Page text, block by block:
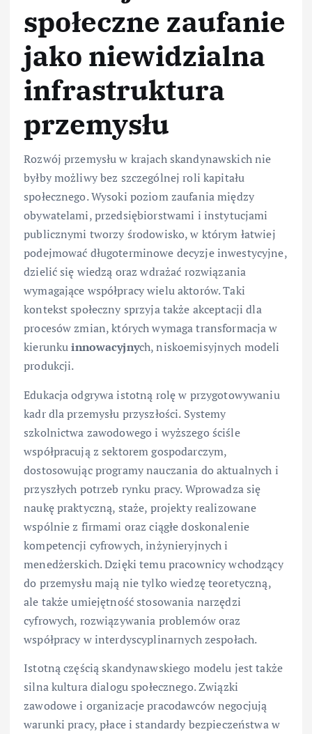
społeczne zaufanie
jako niewidzialna
infrastruktura
przemysłu
Rozwój przemysłu w krajach skandynawskich nie
byłby możliwy bez szczególnej roli kapitału
społecznego. Wysoki poziom zaufania między
obywatelami, przedsiębiorstwami i instytucjami
publicznymi tworzy środowisko, w którym łatwiej
podejmować długoterminowe decyzje inwestycyjne,
dzielić się wiedzą oraz wdrażać rozwiązania
wymagające współpracy wielu aktorów. Taki
kontekst społeczny sprzyja także akceptacji dla
procesów zmian, których wymaga transformacja w
kierunkuinnowacyjnych, niskoemisyjnych modeli
produkcji.
Edukacja odgrywa istotną rolę w przygotowywaniu
kadr dla przemysłu przyszłości. Systemy
szkolnictwa zawodowego i wyższego ściśle
współpracują z sektorem gospodarczym,
dostosowując programy nauczania do aktualnych i
przyszłych potrzeb rynku pracy. Wprowadza się
naukę praktyczną, staże, projekty realizowane
wspólnie z firmami oraz ciągłe doskonalenie
kompetencji cyfrowych, inżynieryjnych i
menedżerskich. Dzięki temu pracownicy wchodzący
do przemysłu mają nie tylko wiedzę teoretyczną,
ale także umiejętność stosowania narzędzi
cyfrowych, rozwiązywania problemów oraz
współpracy w interdyscyplinarnych zespołach.
Istotną częścią skandynawskiego modelu jest także
silna kultura dialogu społecznego. Związki
zawodowe i organizacje pracodawców negocjują
warunki pracy, płace i standardy bezpieczeństwa w